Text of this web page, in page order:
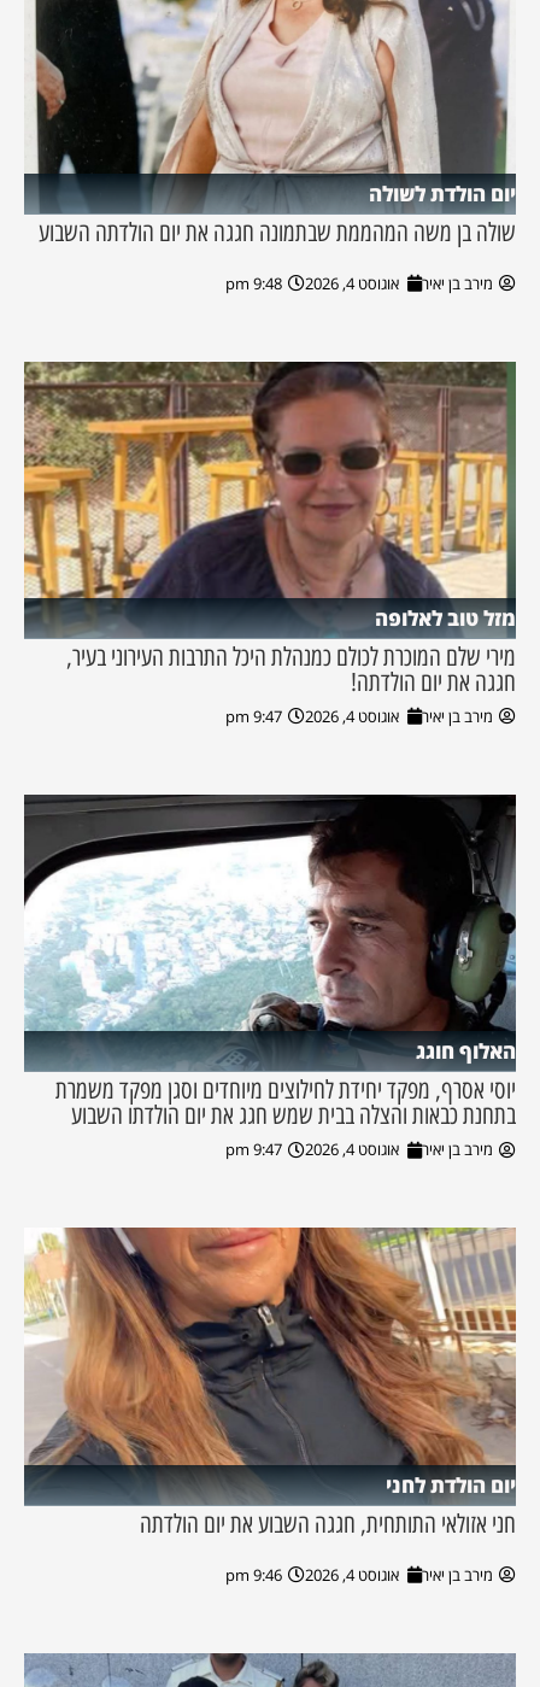
יום הולדת לשולה
שולה בן משה המהממת שבתמונה חגגה את יום הולדתה השבוע
מירב בן יאיר אוגוסט 4, 2026 9:48 pm
מזל טוב לאלופה
מירי שלם המוכרת לכולם כמנהלת היכל התרבות העירוני בעיר,
חגגה את יום הולדתה!
מירב בן יאיר אוגוסט 4, 2026 9:47 pm
האלוף חוגג
יוסי אסרף, מפקד יחידת לחילוצים מיוחדים וסגן מפקד משמרת
בתחנת כבאות והצלה בבית שמש חגג את יום הולדתו השבוע
מירב בן יאיר אוגוסט 4, 2026 9:47 pm
יום הולדת לחני
חני אזולאי התותחית, חגגה השבוע את יום הולדתה
מירב בן יאיר אוגוסט 4, 2026 9:46 pm